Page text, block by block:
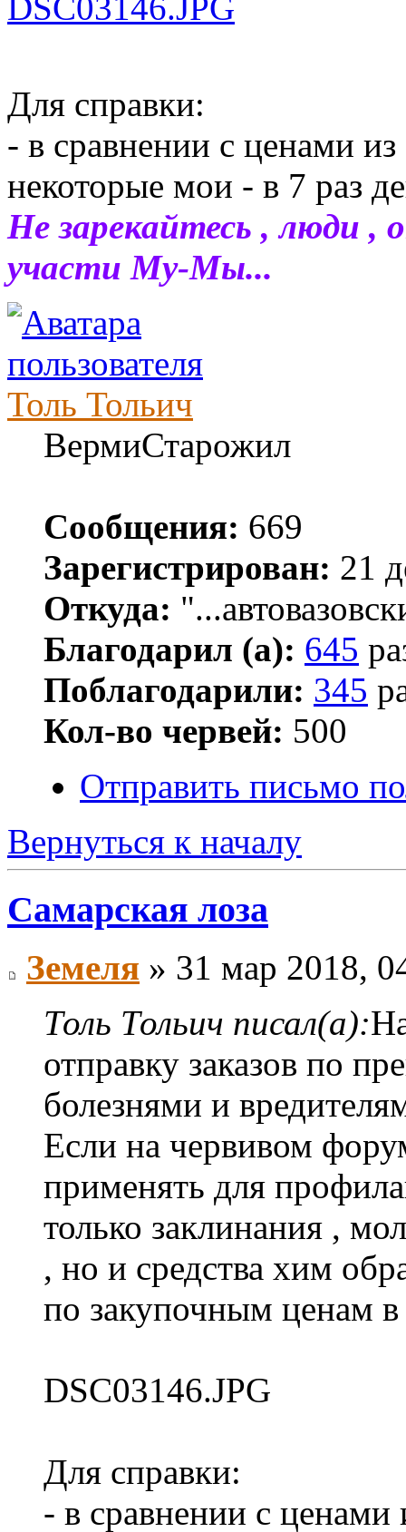
Для справки:
- в сравнении с ценами
некоторые мои - в 7 раз
Не зарекайтесь , люди
участи Му-Мы...
Толь Тольич
ВермиСтарожил
Сообщения: 669
Зарегистрирован: 21
Откуда:
Благодарил (а): 645
Поблагодарили: 345
Кол-во червей: 500
Отправить письмо
Вернуться к началу
Самарская лоза
Земеля » 31 мар 2018,
Толь Тольич писал(а):
отправку заказов по
болезнями и
Если на червивом
применять для
только заклинания ,
, но и средства хим
по закупочным ценам
DSC03146.JPG
Для справки:
- в сравнении с